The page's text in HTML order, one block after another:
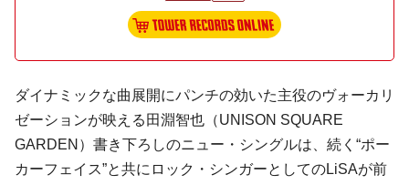
ダイナミックな曲展開にパンチの効いた主役のヴォーカリ
ゼーションが映える田淵智也（UNISON SQUARE
GARDEN）書き下ろしのニュー・シングルは、続く“ポー
カーフェイス”と共にロック・シンガーとしてのLiSAが前